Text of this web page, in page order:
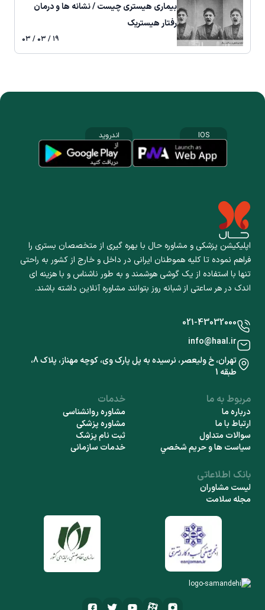
بیماری هیستری چیست / نشانه ها و درمان
رفتار هیستریک
۱۹ / ۰۳ / ۰۳
اپلیکیشن پزشکی و مشاوره حال با بهره گیری از متخصصان بستری را
فراهم نموده تا کلیه هموطنان ایرانی در داخل و خارج از کشور به راحتی
تنها با استفاده از یک گوشی هوشمند و به طور ناشناس و با هزینه ای
اندک در هر ساعتی از شبانه روز بتوانند مشاوره آنلاین داشته باشند.
IOS اندروید
مربوط به ما
درباره ما
ارتباط با ما
سوالات متداول
سياست ها و حريم شخصي
خدمات
مشاوره روانشناسی
مشاوره پزشکی
ثبت نام پزشک
خدمات سازمانی
بانک اطلاعاتی
لیست مشاوران
مجله سلامت
021-43032000
info@haal.ir
تهران، خ ولیعصر، نرسیده به پل پارک وی، کوچه مهناز، پلاک 8،
طبقه 1